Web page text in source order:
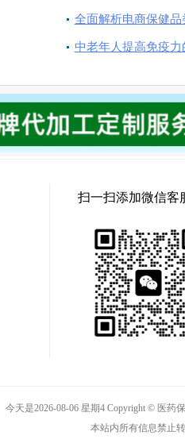
全面解析电商保健
中老年人提高免疫
扫一扫添加微信客
今天是2026-08-06 星期4 Copyright © 医药
本站内所有信息禁止